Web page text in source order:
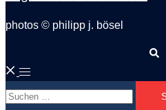
photos © philipp j. bösel
Menü
umschalten
Suchen
nach: